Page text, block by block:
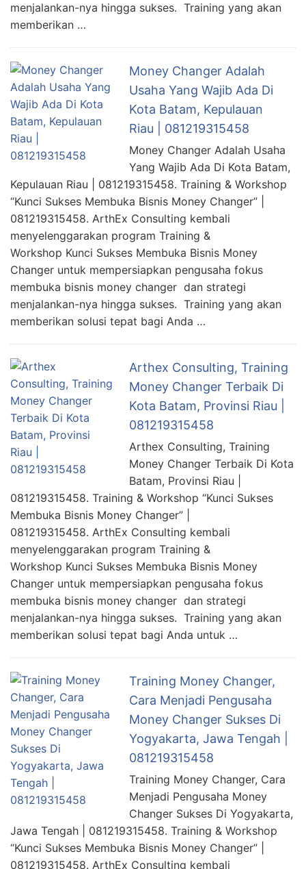
menjalankan-nya hingga sukses. Training yang akan
memberikan …
Money Changer Adalah
Usaha Yang Wajib Ada Di
Kota Batam, Kepulauan
Riau | 081219315458
Money Changer Adalah Usaha
Yang Wajib Ada Di Kota Batam,
Kepulauan Riau | 081219315458. Training & Workshop
“Kunci Sukses Membuka Bisnis Money Changer” |
081219315458. ArthEx Consulting kembali
menyelenggarakan program Training &
Workshop Kunci Sukses Membuka Bisnis Money
Changer untuk mempersiapkan pengusaha fokus
membuka bisnis money changer dan strategi
menjalankan-nya hingga sukses. Training yang akan
memberikan solusi tepat bagi Anda …
Arthex Consulting, Training
Money Changer Terbaik Di
Kota Batam, Provinsi Riau |
081219315458
Arthex Consulting, Training
Money Changer Terbaik Di Kota
Batam, Provinsi Riau |
081219315458. Training & Workshop “Kunci Sukses
Membuka Bisnis Money Changer” |
081219315458. ArthEx Consulting kembali
menyelenggarakan program Training &
Workshop Kunci Sukses Membuka Bisnis Money
Changer untuk mempersiapkan pengusaha fokus
membuka bisnis money changer dan strategi
menjalankan-nya hingga sukses. Training yang akan
memberikan solusi tepat bagi Anda untuk …
Training Money Changer,
Cara Menjadi Pengusaha
Money Changer Sukses Di
Yogyakarta, Jawa Tengah |
081219315458
Training Money Changer, Cara
Menjadi Pengusaha Money
Changer Sukses Di Yogyakarta,
Jawa Tengah | 081219315458. Training & Workshop
“Kunci Sukses Membuka Bisnis Money Changer” |
081219315458. ArthEx Consulting kembali